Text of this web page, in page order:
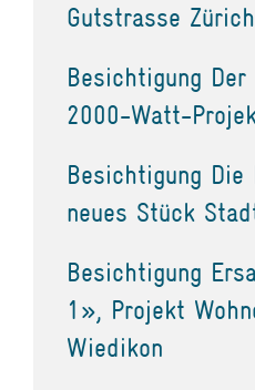
Gutstrasse
Besichtigung
2000-Watt-
Besichtigung
neues Stück
Besichtigung
1», Projekt
Wiedikon